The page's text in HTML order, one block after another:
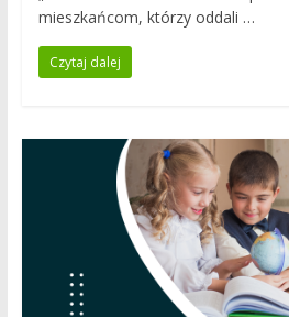
mieszkańcom, którzy oddali …
Czytaj dalej